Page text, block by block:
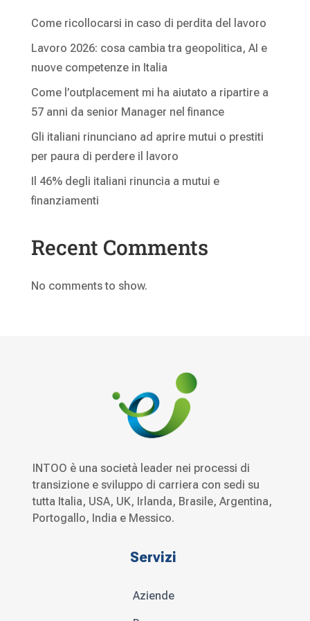
Come ricollocarsi in caso di perdita del lavoro
Lavoro 2026: cosa cambia tra geopolitica, AI e
nuove competenze in Italia
Come l’outplacement mi ha aiutato a ripartire a
57 anni da senior Manager nel finance
Gli italiani rinunciano ad aprire mutui o prestiti
per paura di perdere il lavoro
Il 46% degli italiani rinuncia a mutui e
finanziamenti
Recent Comments
No comments to show.
INTOO è una società leader nei processi di
transizione e sviluppo di carriera con sedi su
tutta Italia, USA, UK, Irlanda, Brasile, Argentina,
Portogallo, India e Messico.
Servizi
Aziende